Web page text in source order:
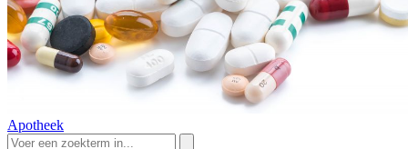
Apotheek